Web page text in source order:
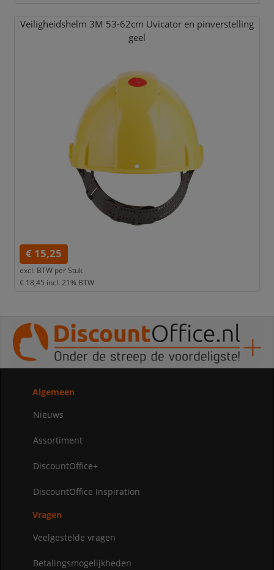
Veiligheidshelm 3M 53-62cm Uvicator en pinverstelling
geel
€ 15,25
excl. BTW per Stuk
€ 18,45 incl. 21% BTW
Algemeen
Nieuws
Assortiment
DiscountOffice+
DiscountOffice Inspiration
Vragen
Veelgestelde vragen
Betalingsmogelijkheden